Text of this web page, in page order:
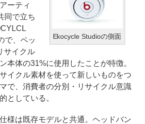
Ekocycle Studioの側面
ーティ
同で立ち
で、ペッ
サイクル
本体の31%に使用したことが特徴。
イクル素材を使って新しいものをつ
で、消費者の分別・リサイクル意識
としている。
様は既存モデルと共通。ヘッドバン